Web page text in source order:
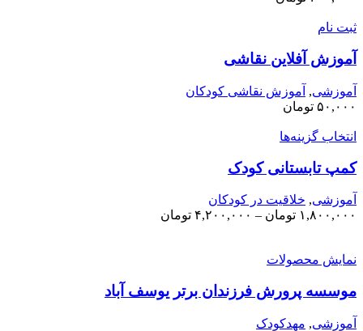
نام
آفلاین نقاشی
, آموزش نقاشی کودکان
تومان
گزینه‌ها
تابستانی کودک
, خلاقیت در کودکان
تومان– ۴,۲۰۰,۰۰۰ تومان
محصولات
پرورش فرزندان برتر یوسف آباد
, مهدکودک